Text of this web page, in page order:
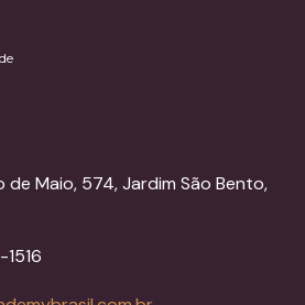
de Maio, 574, Jardim São Bento,